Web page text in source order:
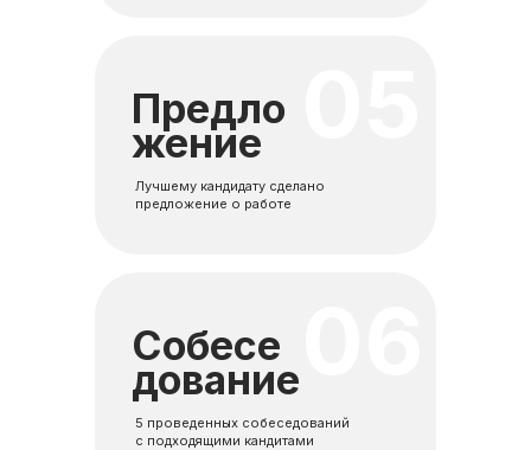
Собесе
дование
5 проведенных собеседований
с подходящими кандитами
Предло
жение
Лучшему кандидату сделано
предложение о работе